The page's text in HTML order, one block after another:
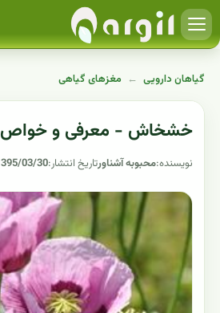
گیاهان دارویی ← مغزهای گیاهی
خشخاش - معرفی و خواص
نویسنده:محبوبه آشناورتاریخ انتشار:03/30